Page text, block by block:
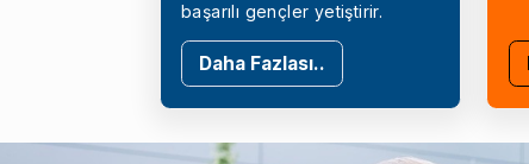
başarılı gençler yetiştirir.
Daha Fazlası..